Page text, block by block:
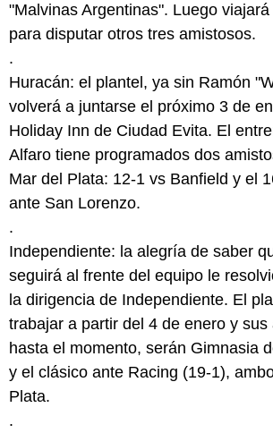
"Malvinas Argentinas". Luego
para disputar otros tres amistosos.
.
Huracán: el plantel, ya sin Ramón
volverá a juntarse el próximo 3 de
Holiday Inn de Ciudad Evita. El
Alfaro tiene programados dos
Mar del Plata: 12-1 vs Banfield y el
ante San Lorenzo.
.
Independiente: la alegría de saber
seguirá al frente del equipo le
la dirigencia de Independiente. El
trabajar a partir del 4 de enero y sus
hasta el momento, serán Gimnasia
y el clásico ante Racing (19-1),
Plata.
.